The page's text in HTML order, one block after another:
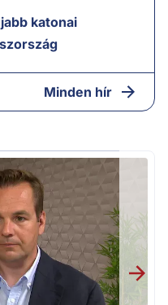
katonai
Minden hír